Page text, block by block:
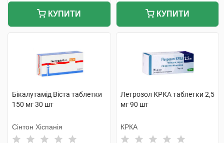
КУПИТИ КУПИТИ
Бікалутамід Віста таблетки
150 мг 30 шт
Сінтон Хіспанія
Летрозол КРКА таблетки 2,5
мг 90 шт
КРКА